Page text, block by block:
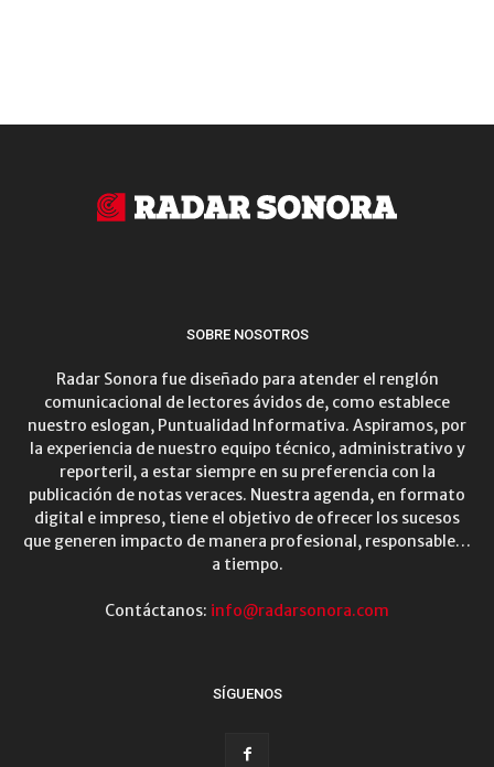
SOBRE NOSOTROS
Radar Sonora fue diseñado para atender el renglón
comunicacional de lectores ávidos de, como establece
nuestro eslogan, Puntualidad Informativa. Aspiramos, por
la experiencia de nuestro equipo técnico, administrativo y
reporteril, a estar siempre en su preferencia con la
publicación de notas veraces. Nuestra agenda, en formato
digital e impreso, tiene el objetivo de ofrecer los sucesos
que generen impacto de manera profesional, responsable…
a tiempo.
Contáctanos: info@radarsonora.com
SÍGUENOS